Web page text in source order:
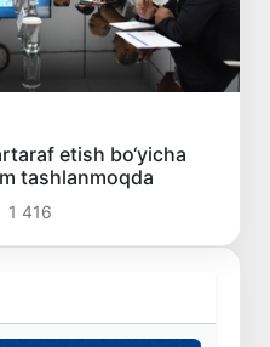
etish bo‘yicha
tashlanmoqda
1 416